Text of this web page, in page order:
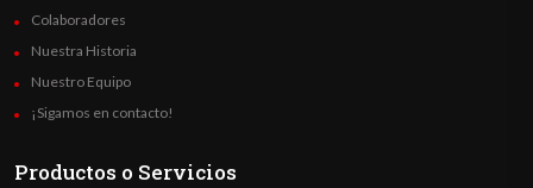
Colaboradores
Nuestra Historia
Nuestro Equipo
¡Sigamos en contacto!
Productos o Servicios